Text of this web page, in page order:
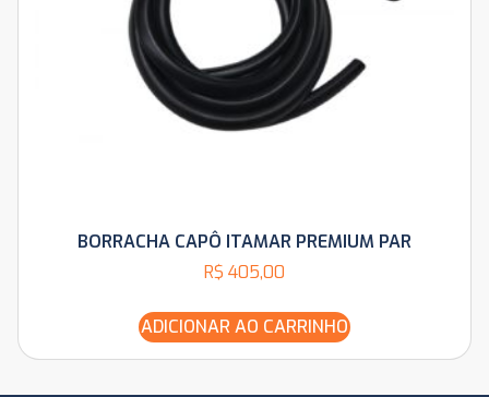
BORRACHA CAPÔ ITAMAR PREMIUM PAR
R$ 405,00
ADICIONAR AO CARRINHO